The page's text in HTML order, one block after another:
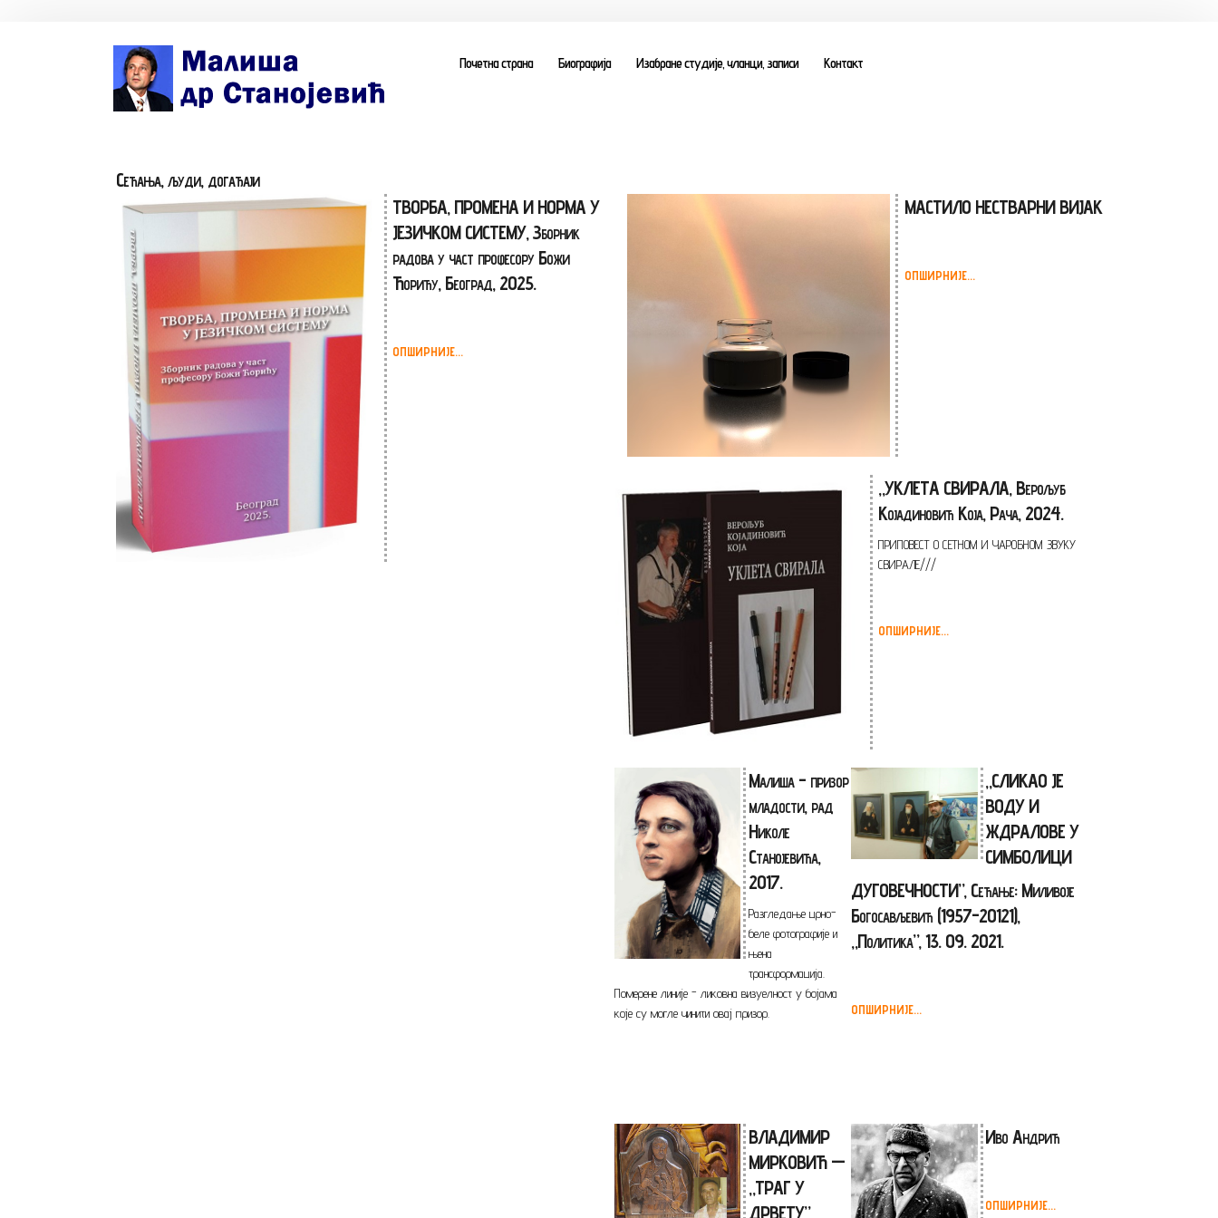
Почетна страна
Поезија и проза
Изабране студије, чланци, записи
Сећања, људи, догађаји
Почетна страна Биографија Изабране студије, чланци, записи Контакт
Сећања, људи, догађаји
ТВОРБА, ПРОМЕНА И НОРМА У
ЈЕЗИЧКОМ СИСТЕМУ, Зборник
радова у част професору Божи
Ћорићу, Београд, 2025.
ОПШИРНИЈЕ...
МАСТИЛО НЕСТВАРНИ ВИЈАК
ОПШИРНИЈЕ...
„УКЛЕТА СВИРАЛА, Верољуб
Којадиновић Која, Рача, 2024.
ПРИПОВЕСТ О СЕТНОМ И ЧАРОБНОМ ЗВУКУ
СВИРАЛЕ///
ОПШИРНИЈЕ...
Малиша - призор
младости, рад
Николе
Станојевића,
2017.
Разгледање црно-
беле фотографије и
њена
трансформација.
Померене линије - ликовна визуелност у бојама
које су могле чинити овај призор.
„СЛИКАО ЈЕ
ВОДУ И
ЖДРАЛОВЕ У
СИМБОЛИЦИ
ДУГОВЕЧНОСТИ”, Сећање: Миливоје
Богосављевић (1957-20121),
„Политика”, 13. 09. 2021.
ОПШИРНИЈЕ...
ВЛАДИМИР
МИРКОВИЋ —
„ТРАГ У
ДРВЕТУ”
Иво Андрић
ОПШИРНИЈЕ...